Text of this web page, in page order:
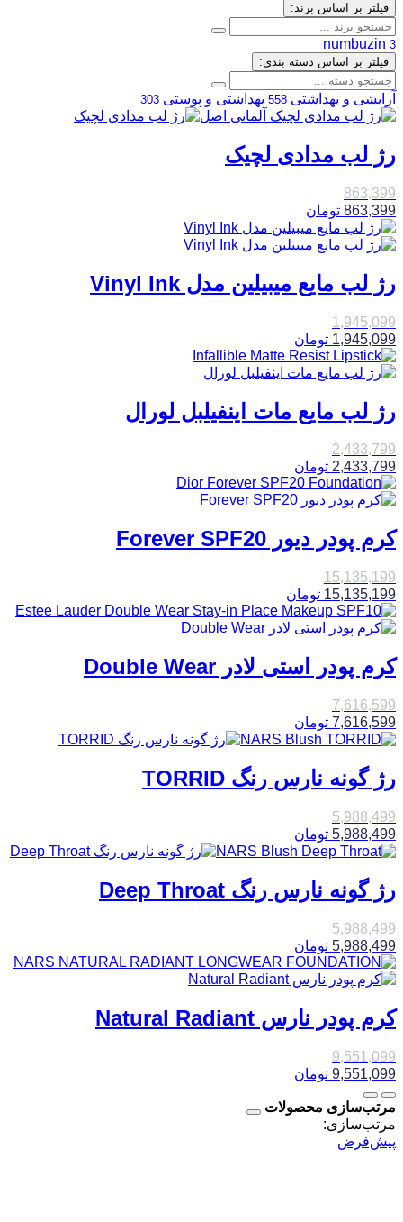
فیلتر بر اساس برند:
numbuzin 3
فیلتر بر اساس دسته بندی:
آرایشی و بهداشتی 558 بهداشتی و پوستی 303
رژ لب مدادی لچیک
863,399
863,399 تومان
رژ لب مایع میبیلین مدل Vinyl Ink
1,945,099
1,945,099 تومان
رژ لب مایع مات اینفیلبل لورال
2,433,799
2,433,799 تومان
کرم پودر دیور Forever SPF20
15,135,199
15,135,199 تومان
کرم پودر استی لادر Double Wear
7,616,599
7,616,599 تومان
رژ گونه نارس رنگ TORRID
5,988,499
5,988,499 تومان
رژ گونه نارس رنگ Deep Throat
5,988,499
5,988,499 تومان
کرم پودر نارس Natural Radiant
9,551,099
9,551,099 تومان
مرتب‌سازی محصولات
مرتب‌سازی:
پیش‌فرض